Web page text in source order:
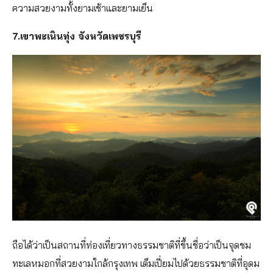
ความสวยงามทั้งยามเช้าและยามเย็น
7.เขาพะเนินทุ่ง จังหวัดเพชรบุรี
ถือได้ว่าเป็นสถานที่ท่องเที่ยวทางธรรมชาติที่ขึ้นชื่อว่าเป็นจุดชม
ทะเลหมอกที่สวยงามใกล้กรุงเทพ เต็มเปี่ยมไปด้วยธรรมชาติที่อุดม